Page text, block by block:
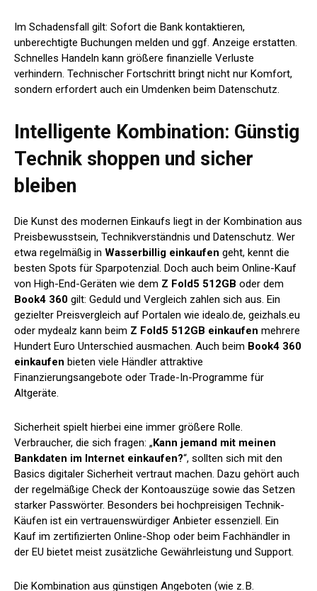
Im Schadensfall gilt: Sofort die Bank kontaktieren,
unberechtigte Buchungen melden und ggf. Anzeige erstatten.
Schnelles Handeln kann größere finanzielle Verluste
verhindern. Technischer Fortschritt bringt nicht nur Komfort,
sondern erfordert auch ein Umdenken beim Datenschutz.
Intelligente Kombination: Günstig
Technik shoppen und sicher
bleiben
Die Kunst des modernen Einkaufs liegt in der Kombination aus
Preisbewusstsein, Technikverständnis und Datenschutz. Wer
etwa regelmäßig in Wasserbillig einkaufen geht, kennt die
besten Spots für Sparpotenzial. Doch auch beim Online-Kauf
von High-End-Geräten wie dem Z Fold5 512GB oder dem
Book4 360 gilt: Geduld und Vergleich zahlen sich aus. Ein
gezielter Preisvergleich auf Portalen wie idealo.de, geizhals.eu
oder mydealz kann beim Z Fold5 512GB einkaufen mehrere
Hundert Euro Unterschied ausmachen. Auch beim Book4 360
einkaufen bieten viele Händler attraktive
Finanzierungsangebote oder Trade-In-Programme für
Altgeräte.
Sicherheit spielt hierbei eine immer größere Rolle.
Verbraucher, die sich fragen: „Kann jemand mit meinen
Bankdaten im Internet einkaufen?“, sollten sich mit den
Basics digitaler Sicherheit vertraut machen. Dazu gehört auch
der regelmäßige Check der Kontoauszüge sowie das Setzen
starker Passwörter. Besonders bei hochpreisigen Technik-
Käufen ist ein vertrauenswürdiger Anbieter essenziell. Ein
Kauf im zertifizierten Online-Shop oder beim Fachhändler in
der EU bietet meist zusätzliche Gewährleistung und Support.
Die Kombination aus günstigen Angeboten (wie z. B.